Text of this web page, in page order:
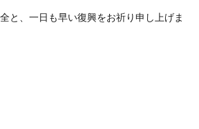
と、一日も早い復興をお祈り申し上げま